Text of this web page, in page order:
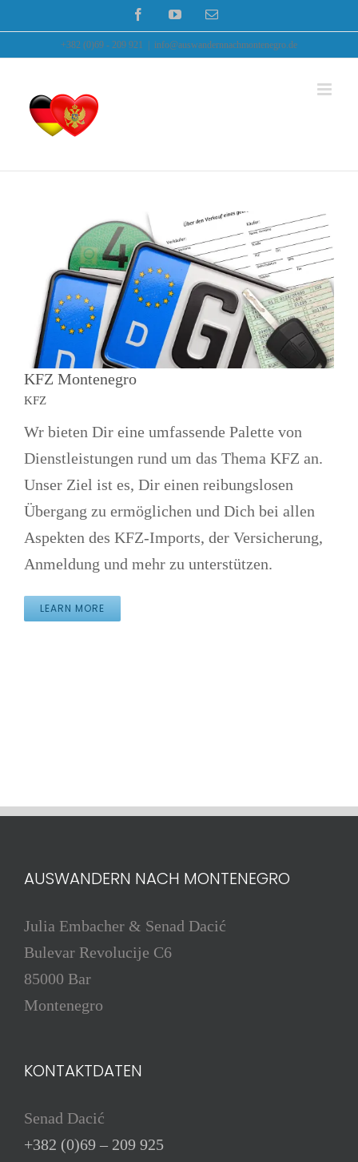
FacebookYouTubeE-
+382 (0)69 - 209 921 info@auswandernnachmontenegro.de
KFZ
KFZ Montenegro
KFZ
Wr bieten Dir eine umfassende Palette von
Dienstleistungen rund um das Thema KFZ an.
Unser Ziel ist es, Dir einen reibungslosen
Übergang zu ermöglichen und Dich bei allen
Aspekten des KFZ-Imports, der Versicherung,
Anmeldung und mehr zu unterstützen.
LEARN MORE
AUSWANDERN NACH MONTENEGRO
Julia Embacher & Senad Dacić
Bulevar Revolucije C6
85000 Bar
Montenegro
KONTAKTDATEN
Senad Dacić
+382 (0)69 – 209 925